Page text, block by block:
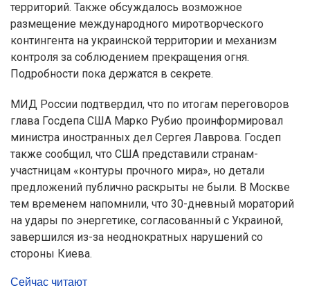
территорий. Также обсуждалось возможное
размещение международного миротворческого
контингента на украинской территории и механизм
контроля за соблюдением прекращения огня.
Подробности пока держатся в секрете.
МИД России подтвердил, что по итогам переговоров
глава Госдепа США Марко Рубио проинформировал
министра иностранных дел Сергея Лаврова. Госдеп
также сообщил, что США представили странам-
участницам «контуры прочного мира», но детали
предложений публично раскрыты не были. В Москве
тем временем напомнили, что 30-дневный мораторий
на удары по энергетике, согласованный с Украиной,
завершился из-за неоднократных нарушений со
стороны Киева.
Сейчас читают